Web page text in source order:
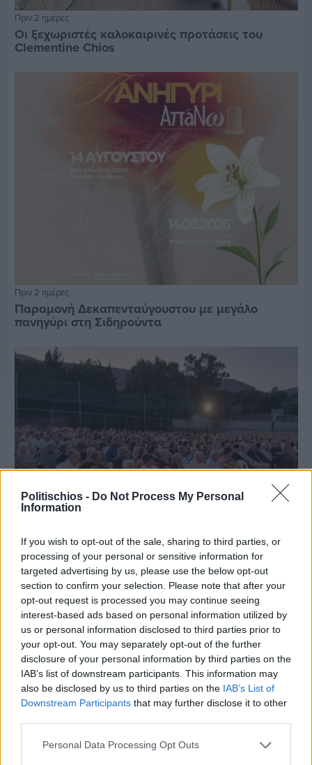
Politischios - Do Not Process My Personal
Information
If you wish to opt-out of the sale, sharing to third parties, or
processing of your personal or sensitive information for
targeted advertising by us, please use the below opt-out
section to confirm your selection. Please note that after your
opt-out request is processed you may continue seeing
interest-based ads based on personal information utilized by
us or personal information disclosed to third parties prior to
your opt-out. You may separately opt-out of the further
disclosure of your personal information by third parties on the
IAB’s list of downstream participants. This information may
also be disclosed by us to third parties on the IAB’s List of
Downstream Participants that may further disclose it to other
Personal Data Processing Opt Outs
Πριν 2 ημέρες
Οι ξεχωριστές καλοκαιρινές προτάσεις του
Clementine Chios
Πριν 2 ημέρες
Παραμονή Δεκαπενταύγουστου με μεγάλο
πανηγύρι στη Σιδηρούντα
Πριν 3 ημέρες
70 χρόνια ιστορίας και συγκίνησης για το
Ανδρεάδειο Γυμνάσιο Βροντάδου